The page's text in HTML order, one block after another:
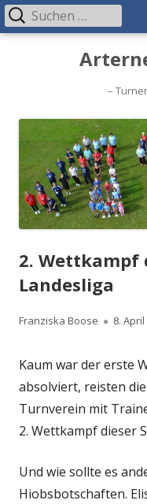
–
Primäres
2. Wettkampf
Landesliga
Autor
Franziska Boose 8.
Kaum war der erste
absolviert, reisten
Turnverein mit
2. Wettkampf dieser
Und wie sollte es
Hiobsbotschaften.